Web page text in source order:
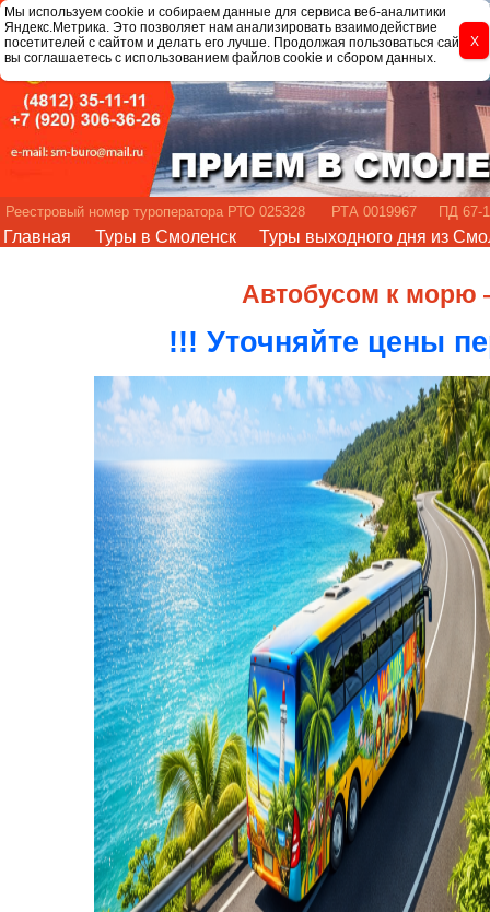
Реестровый номер туроператора РТО 025328 РТА 0019967 ПД 67-
Главная Туры в Смоленск Туры выходного дня из
Автобусом к морю
!!! Уточняйте цены
Мы используем cookie и собираем данные для сервиса веб-аналитики
Яндекс.Метрика. Это позволяет нам анализировать взаимодействие
посетителей с сайтом и делать его лучше. Продолжая пользоваться сайтом,
вы соглашаетесь с использованием файлов cookie и сбором данных.